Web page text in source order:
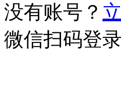
没有账号？
微信扫码登录